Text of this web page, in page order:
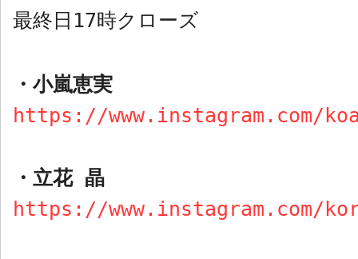
最終日 17時クローズ
・ 小嵐恵実
https://www.instagram.com/
・ 立花 晶
https://www.instagram.com/